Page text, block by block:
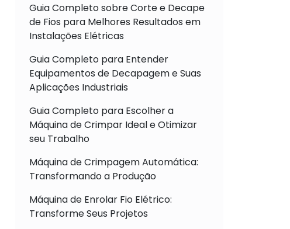
Guia Completo sobre Corte e Decape
de Fios para Melhores Resultados em
Instalações Elétricas
Guia Completo para Entender
Equipamentos de Decapagem e Suas
Aplicações Industriais
Guia Completo para Escolher a
Máquina de Crimpar Ideal e Otimizar
seu Trabalho
Máquina de Crimpagem Automática:
Transformando a Produção
Máquina de Enrolar Fio Elétrico:
Transforme Seus Projetos